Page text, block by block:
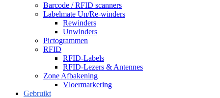
Barcode / RFID scanners
Labelmate Un/Re-winders
Rewinders
Unwinders
Pictogrammen
RFID
RFID-Labels
RFID-Lezers & Antennes
Zone Afbakening
Vloermarkering
Gebruikt